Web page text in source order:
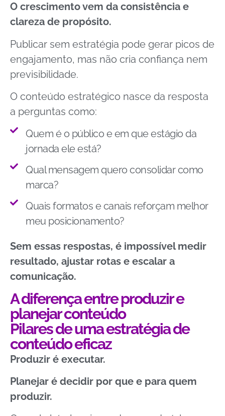
O crescimento vem da consistência e
clareza de propósito.
Publicar sem estratégia pode gerar picos de
engajamento, mas não cria confiança nem
previsibilidade.
O conteúdo estratégico nasce da resposta
a perguntas como:
Quem é o público e em que estágio da
jornada ele está?
Qual mensagem quero consolidar como
marca?
Quais formatos e canais reforçam melhor
meu posicionamento?
Sem essas respostas, é impossível medir
resultado, ajustar rotas e escalar a
comunicação.
A diferença entre produzir e
planejar conteúdo
Pilares de uma estratégia de
conteúdo eficaz
Produzir é executar.
Planejar é decidir por que e para quem
produzir.